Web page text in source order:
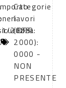
2003
Categorie
lavori
(DPR
2000):
0000 -
NON
PRESENTE